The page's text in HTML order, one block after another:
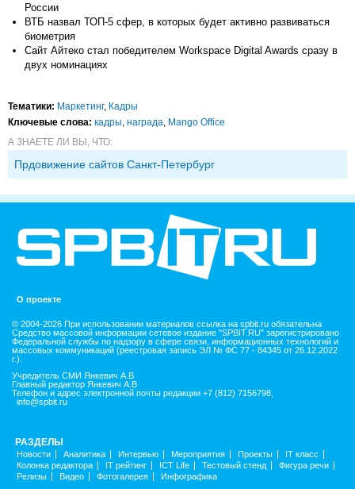
России
ВТБ назвал ТОП-5 сфер, в которых будет активно развиваться
биометрия
Сайт Айтеко стал победителем Workspace Digital Awards сразу в
двух номинациях
Тематики: Маркетинг, Кадры
Ключевые слова: кадры, награда, Mango Office
А ЗНАЕТЕ ЛИ ВЫ, ЧТО:
Прдовижение сайтов Санкт-Петербург
О проекте
© 2004-2026 При использовании материалов ссылка на spbit.ru обязательна
Средство массовой информации сетевое издание "SPBIT.RU" зарегистрировано
Федеральной службы по надзору в сфере связи, информационных технологий и
массовых коммуникаций (реестровая запись ЭЛ № ФС 77 - 84345 от 26.12.2022
г.).
Учредитель СМИ Янкевич А.В
Главный редактор Янкевич А.В
Телефон и адрес электронной почты редакции +7 (812) 7156798,
info@spbit.ru
РАЗДЕЛЫ
Новости Аналитика Интервью Мероприятия Проекты
IT класс
Колонка редактора
IT рейтинг ICT Life Тестовый стенд
Фигура речи
Релизы
Видео Фотогалерея Инфографика